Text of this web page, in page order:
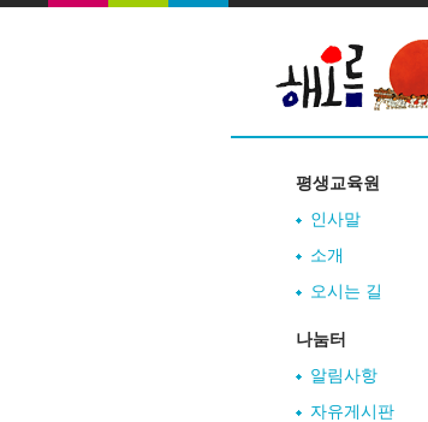
평생교육원
인사말
소개
오시는 길
나눔터
알림사항
자유게시판